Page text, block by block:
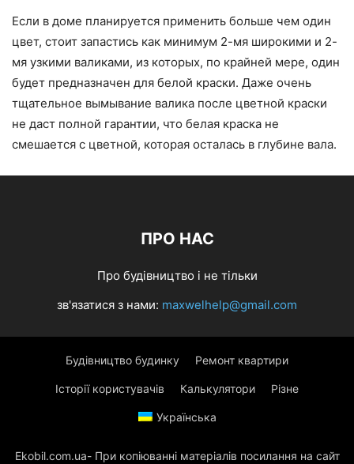
Если в доме планируется применить больше чем один
цвет, стоит запастись как минимум 2-мя широкими и 2-
мя узкими валиками, из которых, по крайней мере, один
будет предназначен для белой краски. Даже очень
тщательное вымывание валика после цветной краски
не даст полной гарантии, что белая краска не
смешается с цветной, которая осталась в глубине вала.
ПРО НАС
Про будівництво і не тільки
зв'язатися з нами: maxwelhelp@gmail.com
Будівництво будинку Ремонт квартири
Історії користувачів Калькулятори Різне
Українська
Ekobil.com.ua- При копіюванні матеріалів посилання на сайт